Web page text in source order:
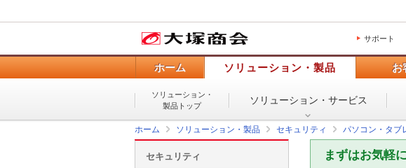
サポート
ホーム ソリューション・製品 お
ソリューション・
製品トップ
ソリューション・ サービス
ホーム ソリューション・製品 セキュリティ パソコン・タブ
まずはお気軽
セキュリティ